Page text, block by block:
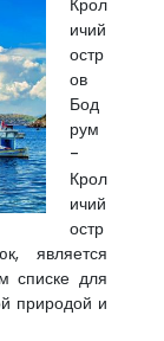
Крол
ичий
остр
ов
Бод
рум
-
Крол
ичий
остр
является
списке для
природой и